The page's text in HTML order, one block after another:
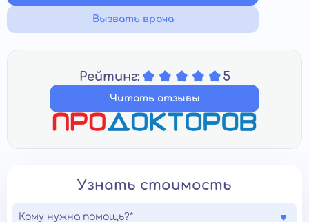
Вызвать врача
Рейтинг: 5
Читать отзывы
Узнать стоимость
Кому нужна помощь?*